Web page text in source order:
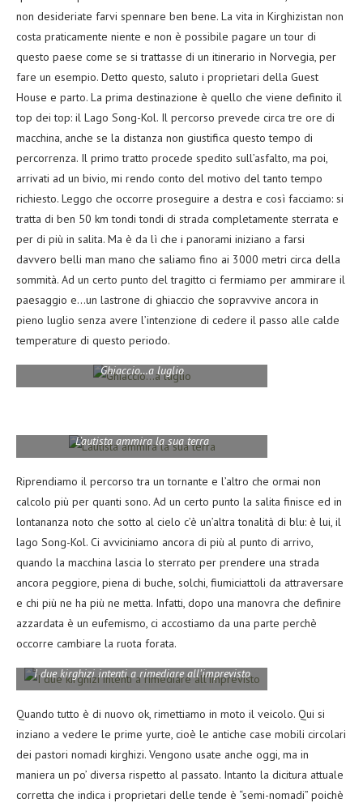
non desideriate farvi spennare ben bene. La vita in Kirghizistan non
costa praticamente niente e non è possibile pagare un tour di
questo paese come se si trattasse di un itinerario in Norvegia, per
fare un esempio. Detto questo, saluto i proprietari della Guest
House e parto. La prima destinazione è quello che viene definito il
top dei top: il Lago Song-Kol. Il percorso prevede circa tre ore di
macchina, anche se la distanza non giustifica questo tempo di
percorrenza. Il primo tratto procede spedito sull’asfalto, ma poi,
arrivati ad un bivio, mi rendo conto del motivo del tanto tempo
richiesto. Leggo che occorre proseguire a destra e così facciamo: si
tratta di ben 50 km tondi tondi di strada completamente sterrata e
per di più in salita. Ma è da lì che i panorami iniziano a farsi
davvero belli man mano che saliamo fino ai 3000 metri circa della
sommità. Ad un certo punto del tragitto ci fermiamo per ammirare il
paesaggio e…un lastrone di ghiaccio che sopravvive ancora in
pieno luglio senza avere l’intenzione di cedere il passo alle calde
temperature di questo periodo.
Ghiaccio…a luglio
L’autista ammira la sua terra
Riprendiamo il percorso tra un tornante e l’altro che ormai non
calcolo più per quanti sono. Ad un certo punto la salita finisce ed in
lontananza noto che sotto al cielo c’è un’altra tonalità di blu: è lui, il
lago Song-Kol. Ci avviciniamo ancora di più al punto di arrivo,
quando la macchina lascia lo sterrato per prendere una strada
ancora peggiore, piena di buche, solchi, fiumiciattoli da attraversare
e chi più ne ha più ne metta. Infatti, dopo una manovra che definire
azzardata è un eufemismo, ci accostiamo da una parte perchè
occorre cambiare la ruota forata.
I due kirghizi intenti a rimediare all’imprevisto
Quando tutto è di nuovo ok, rimettiamo in moto il veicolo. Qui si
inziano a vedere le prime yurte, cioè le antiche case mobili circolari
dei pastori nomadi kirghizi. Vengono usate anche oggi, ma in
maniera un po’ diversa rispetto al passato. Intanto la dicitura attuale
corretta che indica i proprietari delle tende è “semi-nomadi” poichè